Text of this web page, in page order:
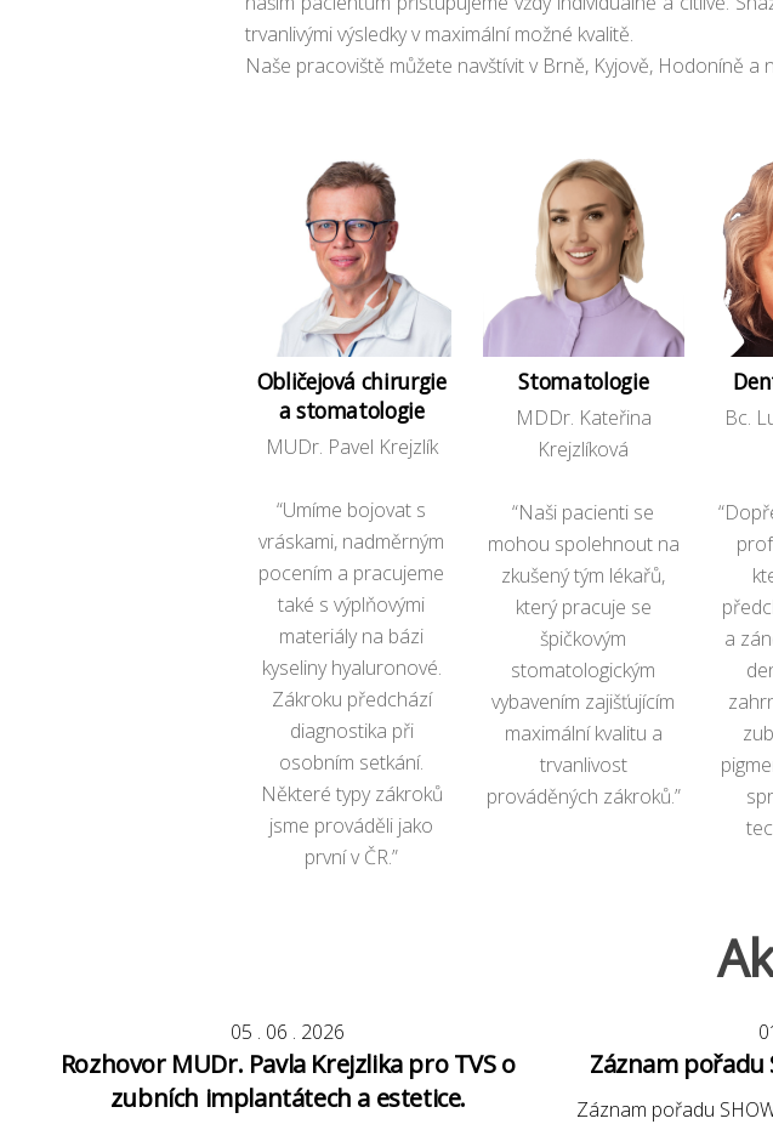
trvanlivými výsledky v maximální možné kvalitě.
Naše pracoviště můžete navštívit v Brně, Kyjově, Hodoníně a
Obličejová chirurgie
a stomatologie
MUDr. Pavel Krejzlík
“Umíme bojovat s
vráskami, nadměrným
pocením a pracujeme
také s výplňovými
materiály na bázi
kyseliny hyaluronové.
Zákroku předchází
diagnostika při
osobním setkání.
Některé typy zákroků
jsme prováděli jako
první v ČR.”
Stomatologie
MDDr. Kateřina
Krejzlíková
“Naši pacienti se
mohou spolehnout na
zkušený tým lékařů,
který pracuje se
špičkovým
stomatologickým
vybavením zajišťujícím
maximální kvalitu a
trvanlivost
prováděných zákroků.”
Bc.
a
05 . 06 . 2026
Rozhovor MUDr. Pavla Krejzlika pro TVS o
zubních implantátech a estetice.
Záznam pořadu
Záznam pořadu